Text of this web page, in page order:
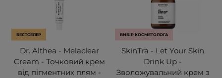
БЕСТСЕЛЕР
Dr. Althea - Melaclear
Cream - Точковий крем
від пігментних плям -
ВИБІР КОСМЕТОЛОГА
SkinTra - Let Your Skin
Drink Up -
Зволожувальний крем з